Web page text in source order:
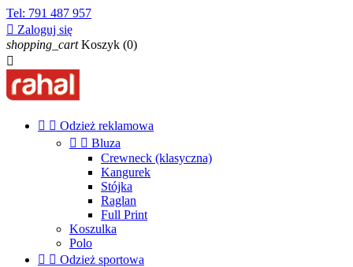
Tel: 791 487 957
 Zaloguj się
shopping_cart Koszyk (0)

  Odzież reklamowa
  Bluza
Crewneck (klasyczna)
Kangurek
Stójka
Raglan
Full Print
Koszulka
Polo
  Odzież sportowa